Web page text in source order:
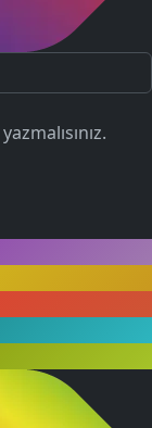
yazmalısınız.